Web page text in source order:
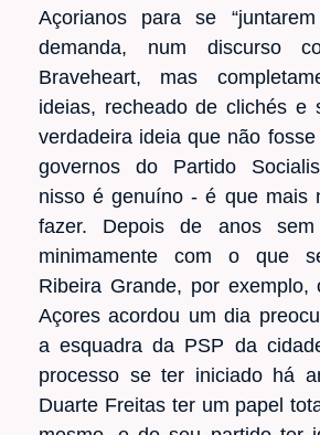
Açorianos para se
demanda, num discurso
Braveheart, mas
ideias, recheado de clichés e
verdadeira ideia que não
governos do Partido
nisso é genuíno - é que mais
fazer. Depois de anos
minimamente com o que
Ribeira Grande, por
Açores acordou um dia
a esquadra da PSP da
processo se ter iniciado há
Duarte Freitas ter um papel